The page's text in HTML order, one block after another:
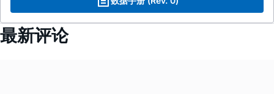
最新评论